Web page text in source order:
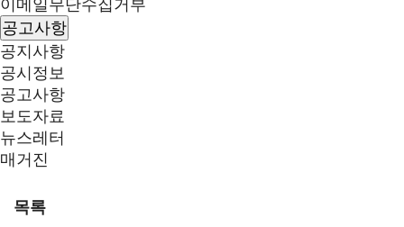
이메일무단수집거부
공고사항
공지사항
공시정보
공고사항
보도자료
뉴스레터
매거진
목록